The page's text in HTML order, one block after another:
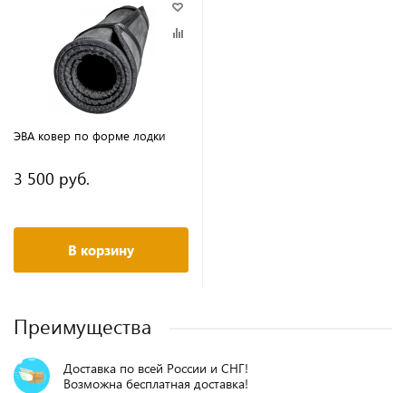
ЭВА ковер по форме лодки
3 500 руб.
В корзину
Преимущества
Доставка по всей России и СНГ!
Возможна бесплатная доставка!